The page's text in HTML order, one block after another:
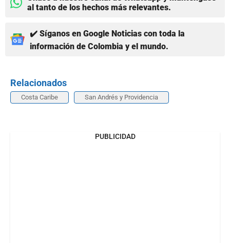
al tanto de los hechos más relevantes.
✔️ Síganos en Google Noticias con toda la
información de Colombia y el mundo.
Relacionados
Costa Caribe San Andrés y Providencia
PUBLICIDAD